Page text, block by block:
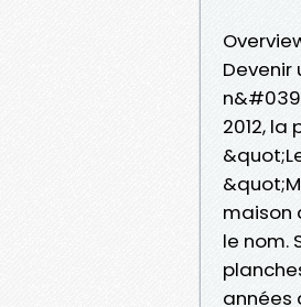
2012,
maison
le nom.
années